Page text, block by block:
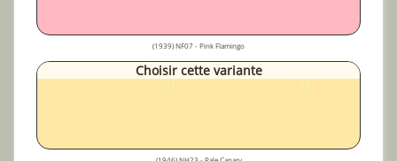
(1939) NF07 - Pink Flamingo
Choisir cette variante